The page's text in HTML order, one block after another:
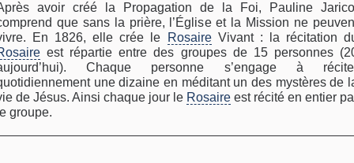
avoir créé la Propagation de la Foi, Pauline
que sans la prière, l’Église et la Mission ne
En 1826, elle crée le
RosaireVivant : la récitation
est répartie entre des groupes de 15 personnes
Chaque personne s’engage à
une dizaine en méditant un des mystères de
de Jésus. Ainsi chaque jour le Rosaire est récité en entier
groupe.